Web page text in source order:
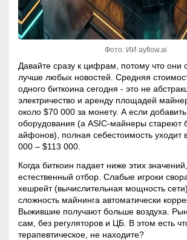
Фото: ИИ ayflow.ai
Давайте сразу к цифрам, потому что они
лучше любых новостей. Средняя
одного биткоина сегодня - это не
электричество и аренду площадей
около $70 000 за монету. А если
оборудования (а ASIC-майнеры стареют
айфонов), полная себестоимость уходит
000 – $113 000.
Когда биткоин падает ниже этих
естественный отбор. Слабые игроки
хешрейт (вычислительная мощность
сложность майнинга автоматически
Выжившие получают больше воздуха.
сам, без регуляторов и ЦБ. В этом есть
терапевтическое, не находите?